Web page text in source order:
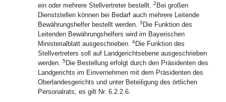
ein oder mehrere Stellvertreter bestellt. 2 Bei großen
Dienststellen können bei Bedarf auch mehrere Leitende
Bewährungshelfer bestellt werden. 3 Die Funktion des
Leitenden Bewährungshelfers wird im Bayerischen
Ministerialblatt ausgeschrieben. 4Die Funktion des
Stellvertreters soll auf Landgerichtsebene ausgeschrieben
werden. 5 Die Bestellung erfolgt durch den Präsidenten des
Landgerichts im Einvernehmen mit dem Präsidenten des
Oberlandesgerichts und unter Beteiligung des örtlichen
Personalrats; es gilt Nr. 6.2.2.6.